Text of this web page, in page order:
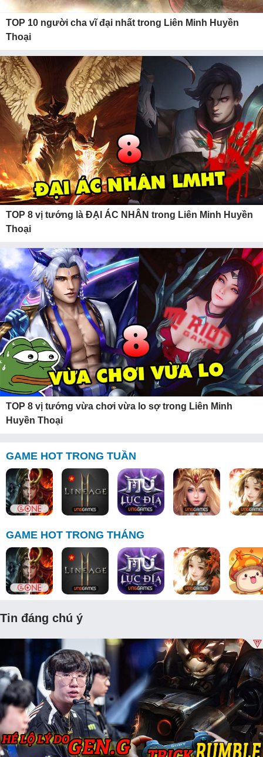
TOP 10 người cha vĩ đại nhất trong Liên Minh Huyền
Thoại
TOP 8 vị tướng là ĐẠI ÁC NHÂN trong Liên Minh Huyền
Thoại
TOP 8 vị tướng vừa chơi vừa lo sợ trong Liên Minh
Huyền Thoại
GAME HOT TRONG TUẦN
GAME HOT TRONG THÁNG
Tin đáng chú ý